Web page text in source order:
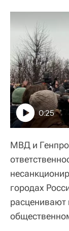
0:25
МВД и
городах
расценивают